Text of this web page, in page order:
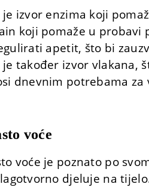
je izvor enzima koji
koji pomaže u probavi
apetit, što bi
je također izvor vlakana,
dnevnim potrebama za
voće
voće je poznato po
djeluje na